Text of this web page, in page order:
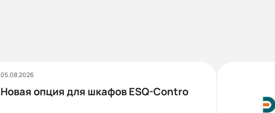
05.08.2026
Новая опция для шкафов ESQ-Contro